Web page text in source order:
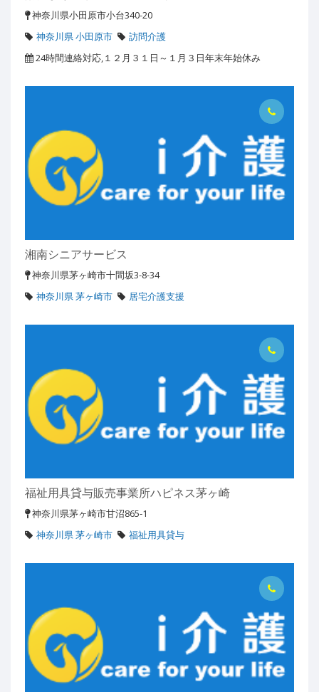
神奈川県小田原市小台340-20
神奈川県 小田原市
訪問介護
24時間連絡対応,１２月３１日～１月３日年末年始休み
湘南シニアサービス
神奈川県茅ヶ崎市十間坂3-8-34
神奈川県 茅ヶ崎市
居宅介護支援
福祉用具貸与販売事業所ハピネス茅ヶ崎
神奈川県茅ヶ崎市甘沼865-1
神奈川県 茅ヶ崎市
福祉用具貸与